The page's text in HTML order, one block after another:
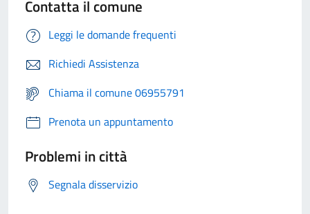
Contatta il comune
Leggi le domande frequenti
Richiedi Assistenza
Chiama il comune 06955791
Prenota un appuntamento
Problemi in città
Segnala disservizio